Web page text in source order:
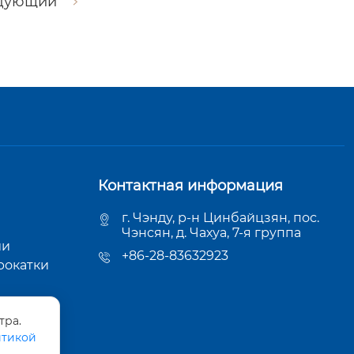
Контактная информация
г. Чэнду, р-н Цинбайцзян, пос.
Чэнсян, д. Чахуа, 7-я группа
+86-28-83632923